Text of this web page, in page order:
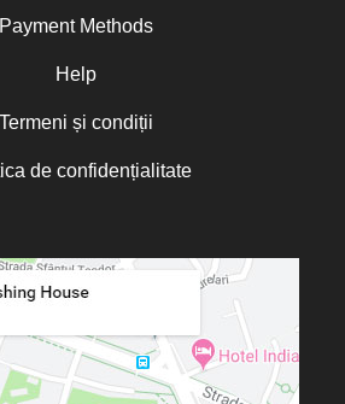
Payment Methods
Help
Termeni și condiții
de confidențialitate